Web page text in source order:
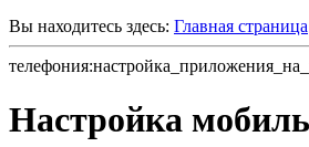
Вы находитесь здесь: Главная страница
Настройка